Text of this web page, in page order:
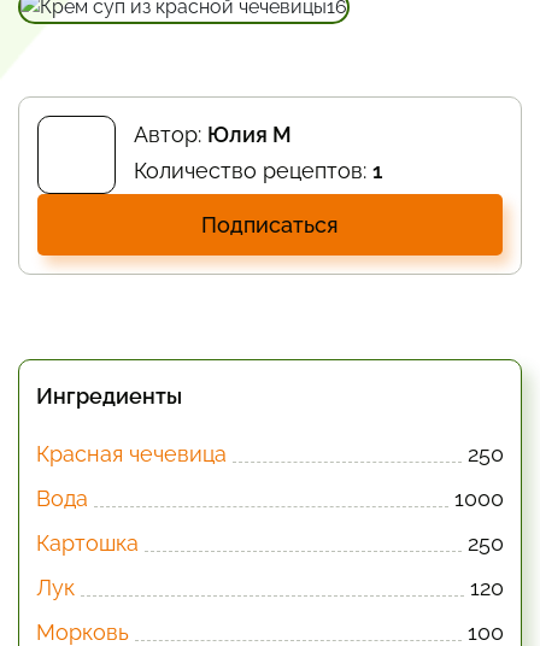
Автор: Юлия М
Количество рецептов: 1
Подписаться
Ингредиенты
Красная чечевица
250
Вода
1000
Картошка
250
Лук
120
Морковь
100